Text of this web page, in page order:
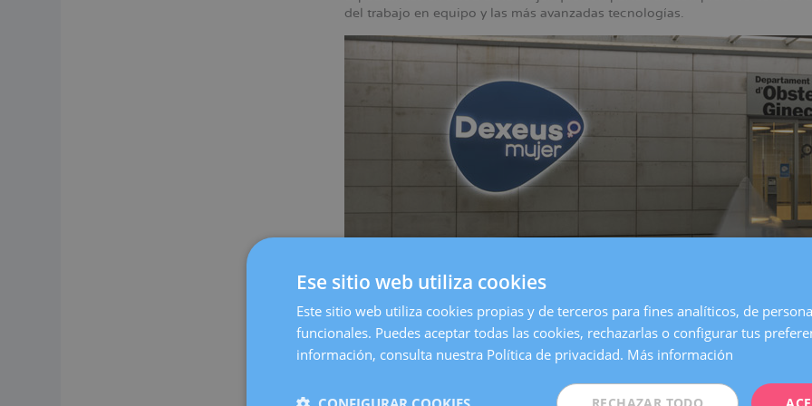
del trabajo en equipo y las más avanzadas tecnologías.
Nuestro centro deBarcelona, es una de las clínicas más grandes y
espacio con todos los servicios necesarios para atender cualquier
En Dexeus Mujer queremos estar aún más cerca de nuestras pacientes.
Ese sitio web utiliza cookies
Este sitio web utiliza cookies propias y de terceros para fines analíticos, de
funcionales. Puedes aceptar todas las cookies, rechazarlas o configurar tus
información, consulta nuestra Política de privacidad. Más información
RECHAZAR TODO